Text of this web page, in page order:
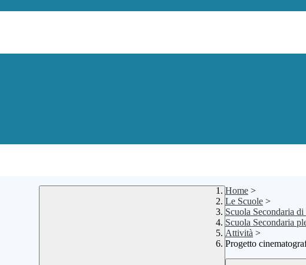
Home >
Le Scuole >
Scuola Secondaria
Scuola Secondaria
Attività >
Progetto